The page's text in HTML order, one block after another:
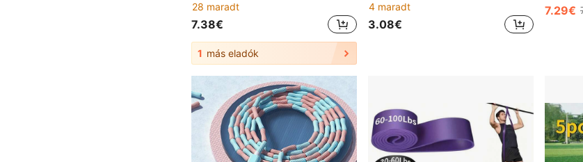
28 maradt
7.38€
1 más eladók
4 maradt
3.08€
7.29€